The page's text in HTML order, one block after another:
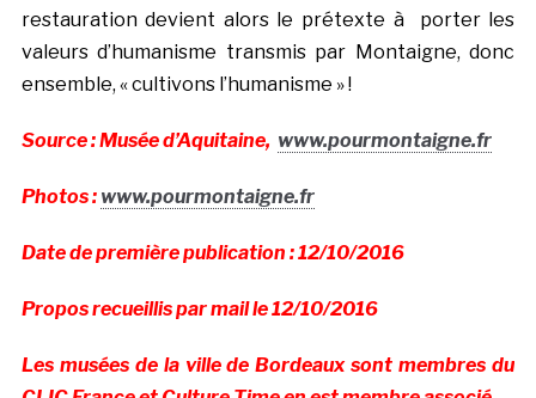
restauration devient alors le prétexte à porter les
valeurs d’humanisme transmis par Montaigne, donc
ensemble, « cultivons l’humanisme » !
Source : Musée d’Aquitaine, www.pourmontaigne.fr
Photos : www.pourmontaigne.fr
Date de première publication : 12/10/2016
Propos recueillis par mail le 12/10/2016
Les musées de la ville de Bordeaux sont membres du